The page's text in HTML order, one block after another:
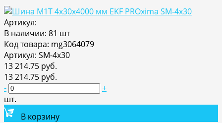
Артикул:
В наличии: 81 шт
Код товара: mg3064079
Артикул: SM-4x30
13 214.75 руб.
13 214.75 руб.
-
+
шт.
В корзину